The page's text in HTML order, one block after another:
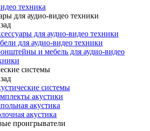
техника
для аудио-видео техники
для аудио-видео техники
для аудио-видео техники
и мебель для аудио-видео
системы
системы
акустики
акустика
акустика
проигрыватели